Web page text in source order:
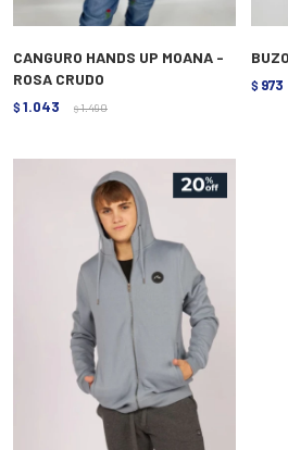
CANGURO HANDS UP MOANA -
ROSA CRUDO
$ 1.043 $ 1.490
$ 973